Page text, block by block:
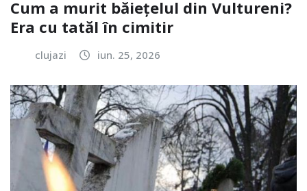
Cum a murit băiețelul din Vultureni?
Era cu tatăl în cimitir
clujazi iun. 25, 2026